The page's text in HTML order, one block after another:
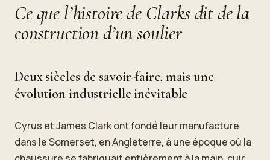
Ce que l’histoire de Clarks dit de la
construction d’un soulier
Deux siècles de savoir-faire, mais une
évolution industrielle inévitable
Cyrus et James Clark ont fondé leur manufacture
dans le Somerset, en Angleterre, à une époque où la